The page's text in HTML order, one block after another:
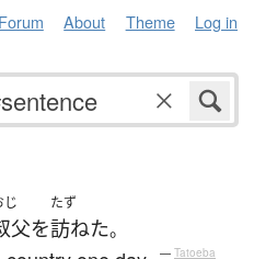
Forum About Theme Log in
じ
父を
たず
訪ねた。
— Tatoeba